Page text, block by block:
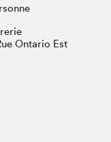
Ontario Est